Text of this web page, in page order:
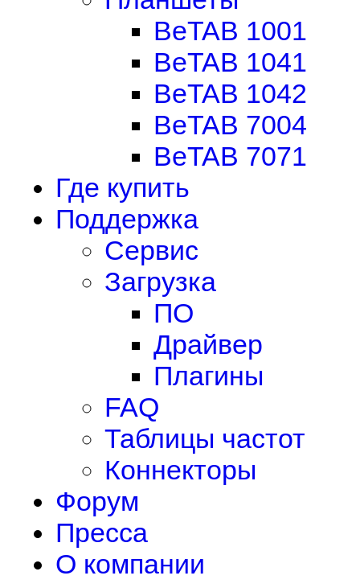
BeTAB 1001
BeTAB 1041
BeTAB 1042
BeTAB 7004
BeTAB 7071
Где купить
Поддержка
Сервис
Загрузка
ПО
Драйвер
Плагины
FAQ
Таблицы частот
Коннекторы
Форум
Пресса
О компании